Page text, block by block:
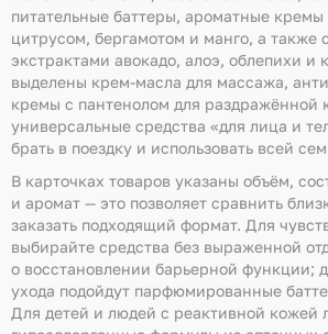
питательные баттеры, ароматные
цитрусом, бергамотом и манго, а также
экстрактами авокадо, алоэ, облепихи и
выделены крем-масла для массажа,
кремы с пантенолом для раздражённой
универсальные средства «для лица и
брать в поездку и использовать всей
В карточках товаров указаны объём,
и аромат — это позволяет сравнить
заказать подходящий формат. Для
выбирайте средства без выраженной
о восстановлении барьерной функции;
ухода подойдут парфюмированные
Для детей и людей с реактивной кожей